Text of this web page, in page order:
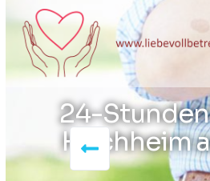
24-
Hochheim